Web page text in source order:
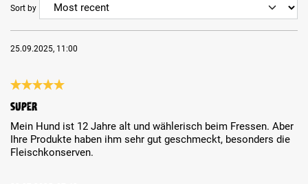
Sort by
25.09.2025, 11:00
Super
Mein Hund ist 12 Jahre alt und wählerisch beim Fressen. Aber
Ihre Produkte haben ihm sehr gut geschmeckt, besonders die
Fleischkonserven.